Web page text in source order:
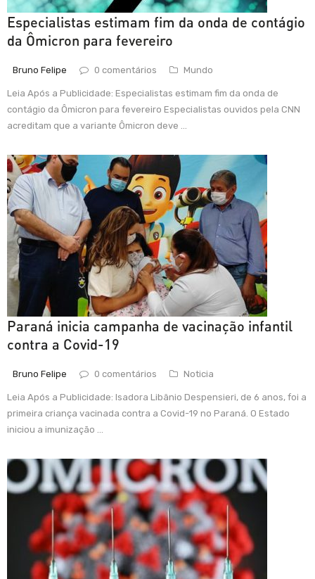
Especialistas estimam fim da onda de contágio
da Ômicron para fevereiro
Bruno Felipe 0 comentários Mundo
Leia Após a Publicidade: Especialistas estimam fim da onda de
contágio da Ômicron para fevereiro Especialistas ouvidos pela CNN
acreditam que a variante Ômicron deve ...
Paraná inicia campanha de vacinação infantil
contra a Covid-19
Bruno Felipe 0 comentários Noticia
Leia Após a Publicidade: Isadora Libânio Despensieri, de 6 anos, foi a
primeira criança vacinada contra a Covid-19 no Paraná. O Estado
iniciou a imunização ...